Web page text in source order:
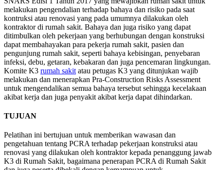
melakukan pengendalian terhadap bahaya dan risiko pada saat
kontruksi atau renovasi yang pada umumnya dilakukan oleh
kontraktor di rumah sakit. Bahaya dan juga risiko yang dapat
ditimbulkan oleh pekerjaan yang berhubungan dengan konstruksi
dapat membahayakan para pekerja rumah sakit, pasien dan
pengunjung rumah sakit, seperti bahaya kebisingan, penyebaran
infeksi, debu, getaran, kebakaran dan juga pencemaran lingkungan.
Komite K3 rumah sakit atau petugas K3 yang ditunjukan wajib
melakukan dan menerapkan Pra-Construction Risks Assessment
untuk mengendalikan semua bahaya tersebut sehingga kecelakaan
akibat kerja dan juga penyakit akibat kerja dapat dihindarkan.
TUJUAN
Pelatihan ini bertujuan untuk memberikan wawasan dan
pengetahuan tentang PCRA terhadap pekerjaan konstruksi atau
renovasi yang dilakukan oleh kontraktor kepada penanggung jawab
K3 di Rumah Sakit, bagaimana penerapan PCRA di Rumah Sakit